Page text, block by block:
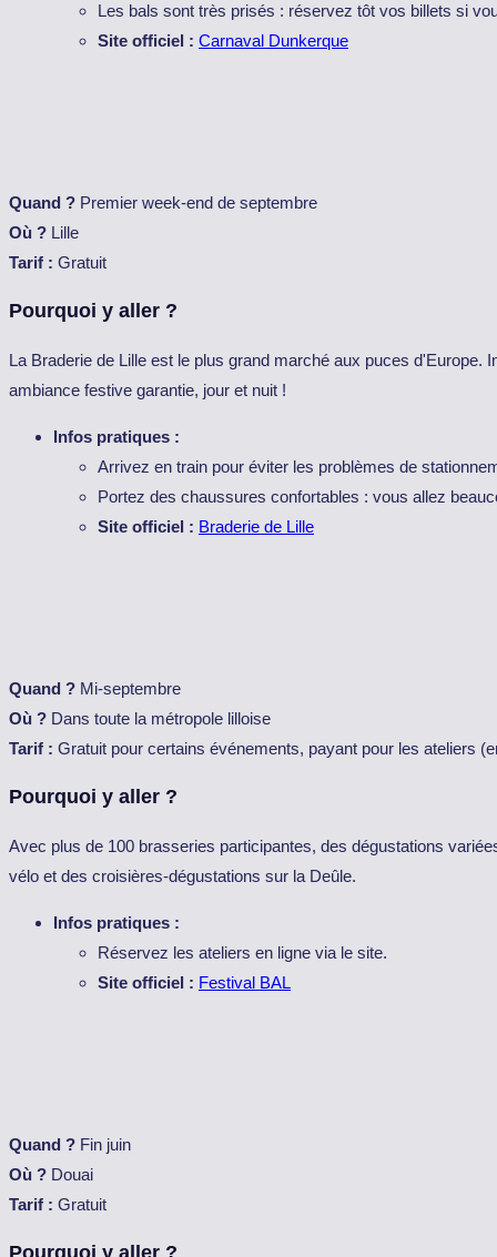
Les bals sont très prisés : réservez tôt vos billets si
Site officiel : Carnaval Dunkerque
Quand ? Premier week-end de septembre
Où ? Lille
Tarif : Gratuit
Pourquoi y aller ?
La Braderie de Lille est le plus grand marché aux puces
ambiance festive garantie, jour et nuit !
Infos pratiques :
Arrivez en train pour éviter les problèmes de
Portez des chaussures confortables : vous allez
Site officiel : Braderie de Lille
Quand ? Mi-septembre
Où ? Dans toute la métropole lilloise
Tarif : Gratuit pour certains événements, payant pour les ateliers
Pourquoi y aller ?
Avec plus de 100 brasseries participantes, des dégustations
vélo et des croisières-dégustations sur la Deûle.
Infos pratiques :
Réservez les ateliers en ligne via le site.
Site officiel : Festival BAL
Quand ? Fin juin
Où ? Douai
Tarif : Gratuit